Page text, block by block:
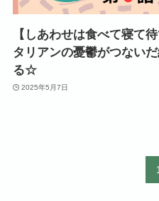
【しあわせは食べて寝て
タリアンの憂鬱がつない
る☆
2025年5月7日
1